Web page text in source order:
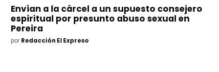
Envían a la cárcel a un supuesto consejero
espiritual por presunto abuso sexual en
Pereira
por Redacción El Expreso